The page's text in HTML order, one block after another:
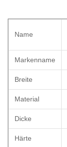
Name
Markenname
Breite
Material
Dicke
Härte